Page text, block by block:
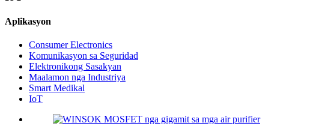
Aplikasyon
Consumer Electronics
Komunikasyon sa Seguridad
Elektronikong Sasakyan
Maalamon nga Industriya
Smart Medikal
IoT